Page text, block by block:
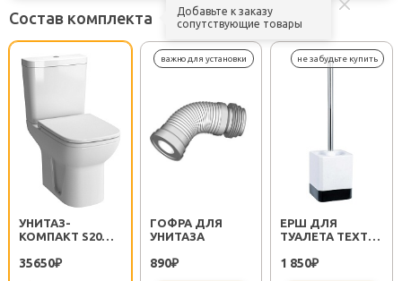
Состав комплекта
Добавьте к заказу
сопутствующие товары
УНИТАЗ-
КОМПАКТ S20
МИКРОЛИФТОМ
35650₽
ГОФРА ДЛЯ
УНИТАЗА
890₽
ЕРШ ДЛЯ
ТУАЛЕТА TEXT
1 850₽